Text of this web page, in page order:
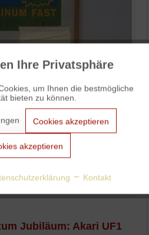
Jubiläum: Akari UF1
Aktiv
Aktiv
Aktiv
Aktiv
Ihre Privatsphäre
um Ihnen die bestmögliche
bieten zu können.
Cookies akzeptieren
akzeptieren
Kontakt